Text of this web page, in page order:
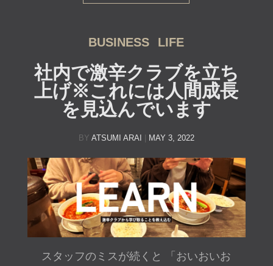
BUSINESS LIFE
社内で激辛クラブを立ち
上げ※これには人間成長
を見込んでいます
BY ATSUMI ARAI MAY 3, 2022
スタッフのミスが続くと 「おいおいお